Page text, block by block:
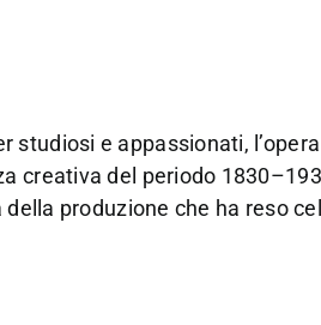
e appassionati,
creativa del periodo
produzione che ha reso